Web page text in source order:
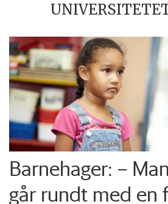
Barnehager: –
går rundt med en